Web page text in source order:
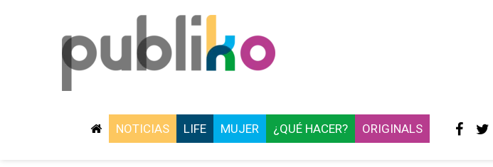
NOTICIAS LIFE MUJER ¿QUÉ HACER? ORIGINALS